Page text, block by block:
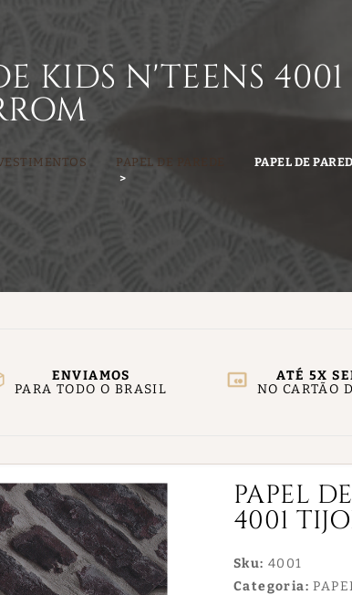
PAPEL DE PAREDE PAPEL DE
KIDS N'TEENS 4001
ENVIAMOS
PARA TODO O BRASIL
ATÉ 5X
NO CARTÃO
PAPEL
4001
Sku: 4001
Categoria: